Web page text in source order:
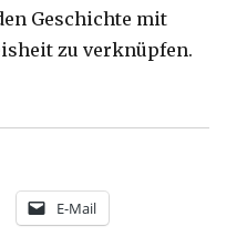
Geschichte mit
zu verknüpfen.
Wunder, Rezension
E-Mail